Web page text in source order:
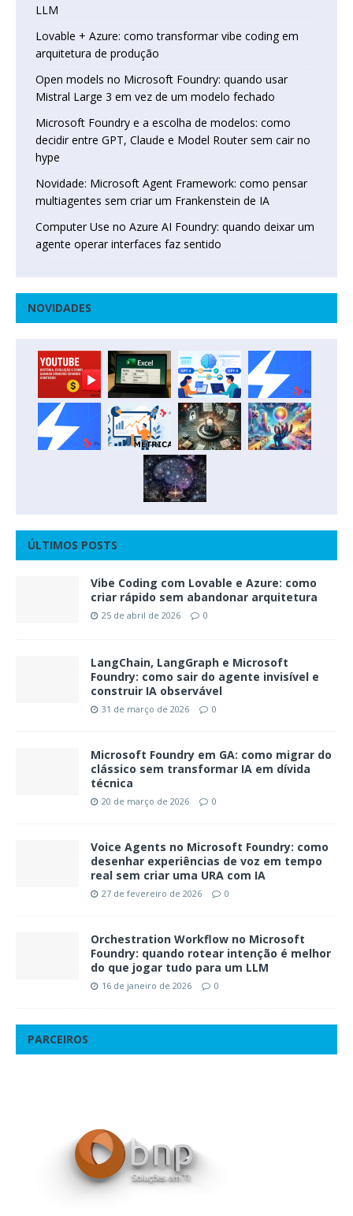
LLM
Lovable + Azure: como transformar vibe coding em
arquitetura de produção
Open models no Microsoft Foundry: quando usar
Mistral Large 3 em vez de um modelo fechado
Microsoft Foundry e a escolha de modelos: como
decidir entre GPT, Claude e Model Router sem cair no
hype
Novidade: Microsoft Agent Framework: como pensar
multiagentes sem criar um Frankenstein de IA
Computer Use no Azure AI Foundry: quando deixar um
agente operar interfaces faz sentido
NOVIDADES
ÚLTIMOS POSTS
Vibe Coding com Lovable e Azure: como
criar rápido sem abandonar arquitetura
25 de abril de 2026 0
LangChain, LangGraph e Microsoft
Foundry: como sair do agente invisível e
construir IA observável
31 de março de 2026 0
Microsoft Foundry em GA: como migrar do
clássico sem transformar IA em dívida
técnica
20 de março de 2026 0
Voice Agents no Microsoft Foundry: como
desenhar experiências de voz em tempo
real sem criar uma URA com IA
27 de fevereiro de 2026 0
Orchestration Workflow no Microsoft
Foundry: quando rotear intenção é melhor
do que jogar tudo para um LLM
16 de janeiro de 2026 0
PARCEIROS